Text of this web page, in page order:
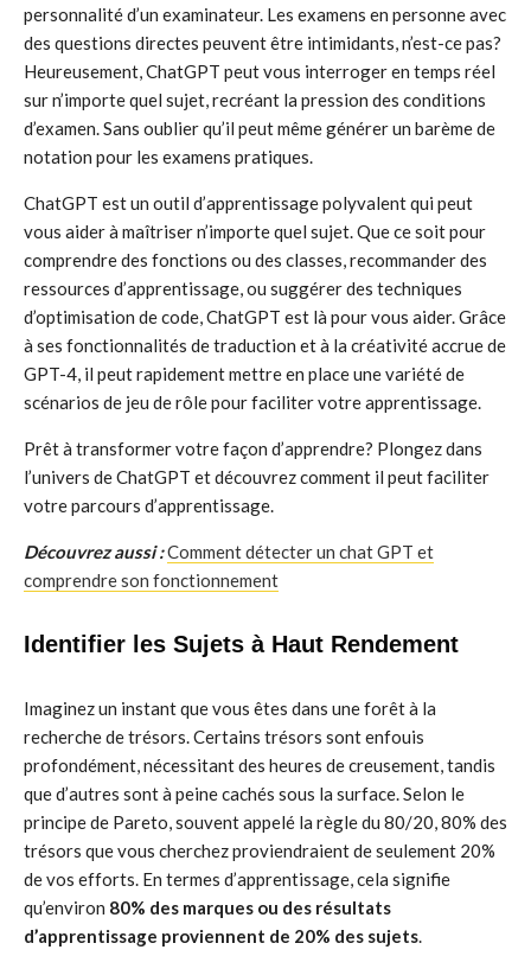
personnalité d’un examinateur. Les examens en personne avec
des questions directes peuvent être intimidants, n’est-ce pas?
Heureusement, ChatGPT peut vous interroger en temps réel
sur n’importe quel sujet, recréant la pression des conditions
d’examen. Sans oublier qu’il peut même générer un barème de
notation pour les examens pratiques.
ChatGPT est un outil d’apprentissage polyvalent qui peut
vous aider à maîtriser n’importe quel sujet. Que ce soit pour
comprendre des fonctions ou des classes, recommander des
ressources d’apprentissage, ou suggérer des techniques
d’optimisation de code, ChatGPT est là pour vous aider. Grâce
à ses fonctionnalités de traduction et à la créativité accrue de
GPT-4, il peut rapidement mettre en place une variété de
scénarios de jeu de rôle pour faciliter votre apprentissage.
Prêt à transformer votre façon d’apprendre? Plongez dans
l’univers de ChatGPT et découvrez comment il peut faciliter
votre parcours d’apprentissage.
Découvrez aussi :Comment détecter un chat GPT et
comprendre son fonctionnement
Identifier les Sujets à Haut Rendement
Imaginez un instant que vous êtes dans une forêt à la
recherche de trésors. Certains trésors sont enfouis
profondément, nécessitant des heures de creusement, tandis
que d’autres sont à peine cachés sous la surface. Selon le
principe de Pareto, souvent appelé la règle du 80/20, 80% des
trésors que vous cherchez proviendraient de seulement 20%
de vos efforts. En termes d’apprentissage, cela signifie
qu’environ 80% des marques ou des résultats
d’apprentissage proviennent de 20% des sujets.